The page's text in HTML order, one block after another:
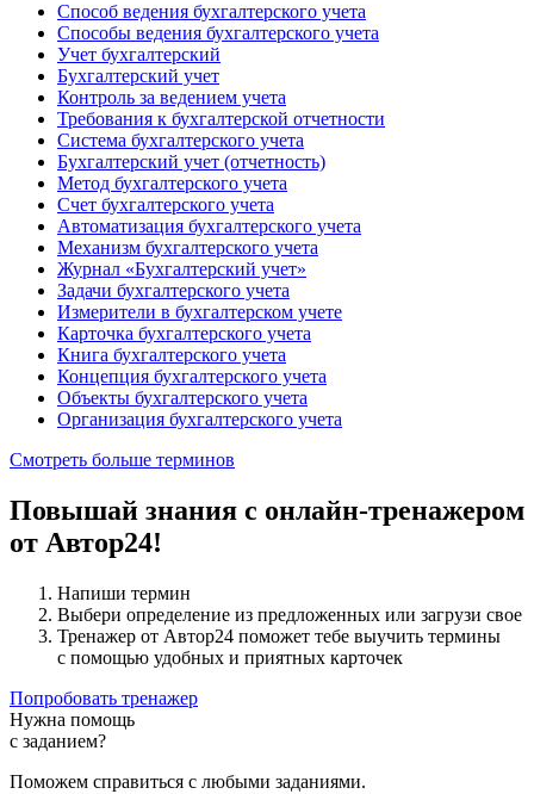
Способ ведения бухгалтерского учета
Способы ведения бухгалтерского учета
Учет бухгалтерский
Бухгалтерский учет
Контроль за ведением учета
Требования к бухгалтерской отчетности
Система бухгалтерского учета
Бухгалтерский учет (отчетность)
Метод бухгалтерского учета
Счет бухгалтерского учета
Автоматизация бухгалтерского учета
Механизм бухгалтерского учета
Журнал «Бухгалтерский учет»
Задачи бухгалтерского учета
Измерители в бухгалтерском учете
Карточка бухгалтерского учета
Книга бухгалтерского учета
Концепция бухгалтерского учета
Объекты бухгалтерского учета
Организация бухгалтерского учета
Смотреть больше терминов
Повышай знания с онлайн-тренажером
от Автор24!
Напиши термин
Выбери определение из предложенных или загрузи свое
Тренажер от Автор24 поможет тебе выучить термины
с помощью удобных и приятных карточек
Попробовать тренажер
Нужна помощь
с заданием?
Поможем справиться с любыми заданиями.